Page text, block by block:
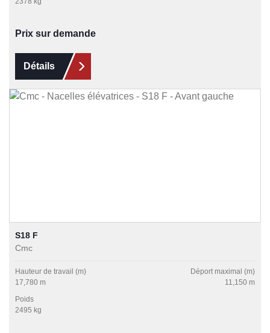
Prix sur demande
Détails
S18 F
Cmc
Hauteur de travail (m)
17,780 m
Déport maximal (m)
11,150 m
Poids
2495 kg